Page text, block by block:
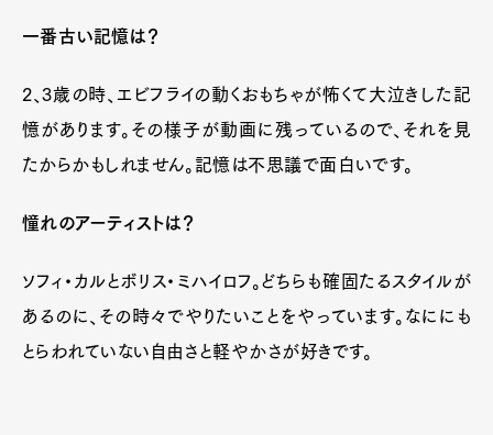
一番古い記憶は？
2、3歳の時、エビフライの動くおもちゃが怖くて大泣きした記
憶があります。その様子が動画に残っているので、それを見
たからかもしれません。記憶は不思議で面白いです。
憧れのアーティストは？
ソフィ・カルとボリス・ミハイロフ。どちらも確固たるスタイルが
あるのに、その時々でやりたいことをやっています。なににも
とらわれていない自由さと軽やかさが好きです。